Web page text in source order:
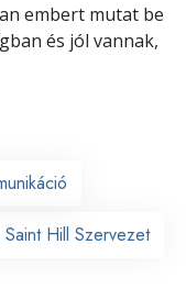
embert mutat be
és jól vannak,
Hill Szervezet